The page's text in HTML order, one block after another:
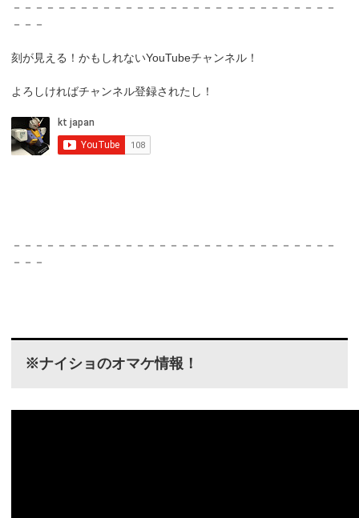
－－－－－－－－－－－－－－－－－－－－－－－－－－－－－
－－－
刻が見える！かもしれないYouTubeチャンネル！
よろしければチャンネル登録されたし！
－－－－－－－－－－－－－－－－－－－－－－－－－－－－－
－－－
※ナイショのオマケ情報！